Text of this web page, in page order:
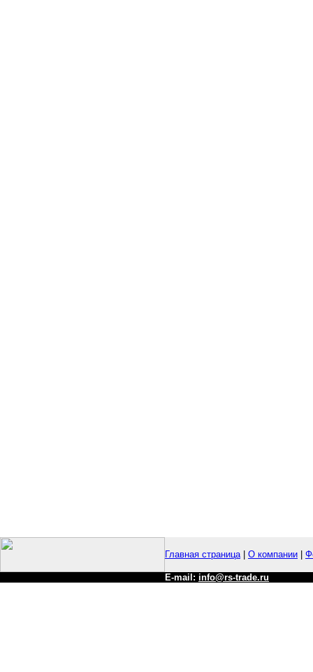
Главная страница| О компании
E-mail: info@rs-trade.ru